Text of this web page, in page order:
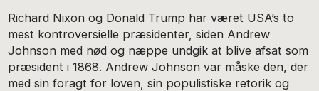
Richard Nixon og Donald Trump har været USA’s to
mest kontroversielle præsidenter, siden Andrew
Johnson med nød og næppe undgik at blive afsat som
præsident i 1868. Andrew Johnson var måske den, der
med sin foragt for loven, sin populistiske retorik og